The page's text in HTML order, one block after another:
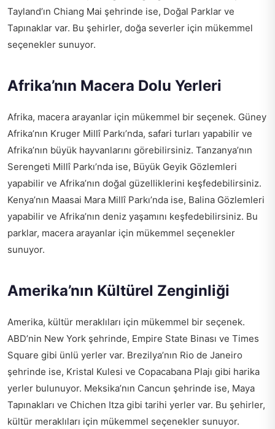
Tayland’ın Chiang Mai şehrinde ise, Doğal Parklar ve
Tapınaklar var. Bu şehirler, doğa severler için mükemmel
seçenekler sunuyor.
Afrika’nın Macera Dolu Yerleri
Afrika, macera arayanlar için mükemmel bir seçenek. Güney
Afrika’nın Kruger Millî Parkı’nda, safari turları yapabilir ve
Afrika’nın büyük hayvanlarını görebilirsiniz. Tanzanya’nın
Serengeti Millî Parkı’nda ise, Büyük Geyik Gözlemleri
yapabilir ve Afrika’nın doğal güzelliklerini keşfedebilirsiniz.
Kenya’nın Maasai Mara Millî Parkı’nda ise, Balina Gözlemleri
yapabilir ve Afrika’nın deniz yaşamını keşfedebilirsiniz. Bu
parklar, macera arayanlar için mükemmel seçenekler
sunuyor.
Amerika’nın Kültürel Zenginliği
Amerika, kültür meraklıları için mükemmel bir seçenek.
ABD’nin New York şehrinde, Empire State Binası ve Times
Square gibi ünlü yerler var. Brezilya’nın Rio de Janeiro
şehrinde ise, Kristal Kulesi ve Copacabana Plajı gibi harika
yerler bulunuyor. Meksika’nın Cancun şehrinde ise, Maya
Tapınakları ve Chichen Itza gibi tarihi yerler var. Bu şehirler,
kültür meraklıları için mükemmel seçenekler sunuyor.